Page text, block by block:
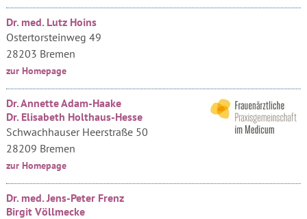
Dr. med. Lutz Hoins
Ostertorsteinweg 49
28203 Bremen
zur Homepage
Dr. Annette Adam-Haake
Dr. Elisabeth Holthaus-Hesse
Schwachhauser Heerstraße 50
28209 Bremen
zur Homepage
Dr. med. Jens-Peter Frenz
Birgit Völlmecke